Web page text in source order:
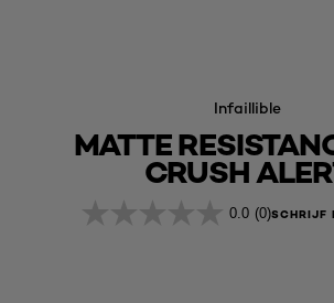
Infaillible
MATTE
CRUSH
0.0 (0)SCHRIJF